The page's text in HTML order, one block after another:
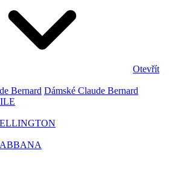
Otevřít
Bernard Dámské Claude Bernard